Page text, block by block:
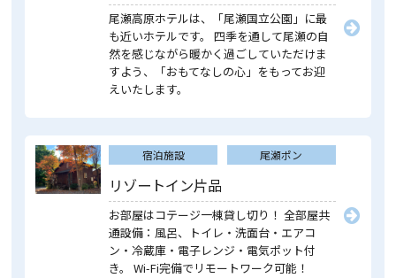
尾瀬高原ホテルは、「尾瀬国立公園」に最
も近いホテルです。 四季を通して尾瀬の自
然を感じながら暖かく過ごしていただけま
すよう、「おもてなしの心」をもってお迎
えいたします。
宿泊施設 尾瀬ポン
リゾートイン片品
お部屋はコテージ一棟貸し切り！ 全部屋共
通設備：風呂、トイレ・洗面台・エアコ
ン・冷蔵庫・電子レンジ・電気ポット付
き。 Wi-Fi完備でリモートワーク可能！